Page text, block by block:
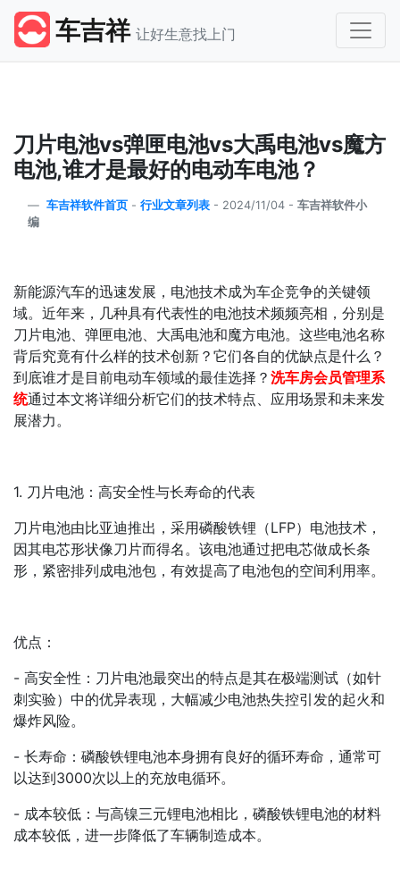
车吉祥 让好生意找上门
刀片电池vs弹匣电池vs大禹电池vs魔方
电池,谁才是最好的电动车电池？
车吉祥软件首页 - 行业文章列表 - 2024/11/04 - 车吉祥软件小
编
新能源汽车的迅速发展，电池技术成为车企竞争的关键领
域。近年来，几种具有代表性的电池技术频频亮相，分别是
刀片电池、弹匣电池、大禹电池和魔方电池。这些电池名称
背后究竟有什么样的技术创新？它们各自的优缺点是什么？
到底谁才是目前电动车领域的最佳选择？ 洗车房会员管理系
统通过本文将详细分析它们的技术特点、应用场景和未来发
展潜力。
1. 刀片电池：高安全性与长寿命的代表
刀片电池由比亚迪推出，采用磷酸铁锂（LFP）电池技术，
因其电芯形状像刀片而得名。该电池通过把电芯做成长条
形，紧密排列成电池包，有效提高了电池包的空间利用率。
优点：
- 高安全性：刀片电池最突出的特点是其在极端测试（如针
刺实验）中的优异表现，大幅减少电池热失控引发的起火和
爆炸风险。
- 长寿命：磷酸铁锂电池本身拥有良好的循环寿命，通常可
以达到3000次以上的充放电循环。
- 成本较低：与高镍三元锂电池相比，磷酸铁锂电池的材料
成本较低，进一步降低了车辆制造成本。